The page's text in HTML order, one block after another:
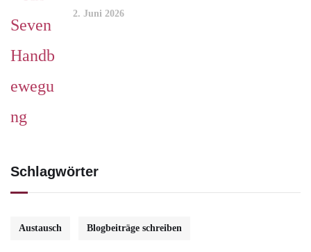
2. Juni 2026
Schlagwörter
Austausch Blogbeiträge schreiben